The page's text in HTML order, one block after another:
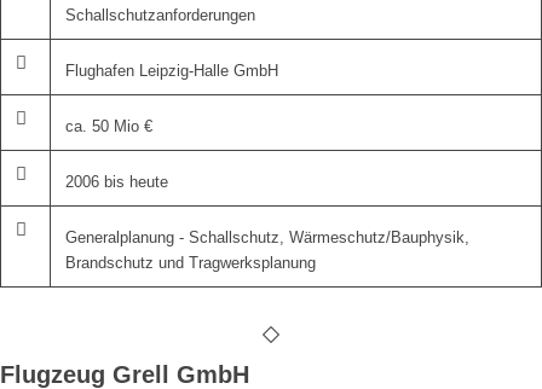
Schallschutzanforderungen
Flughafen Leipzig-Halle GmbH
ca. 50 Mio €
2006 bis heute
Generalplanung - Schallschutz, Wärmeschutz/Bauphysik,
Brandschutz und Tragwerksplanung
Flugzeug Grell GmbH